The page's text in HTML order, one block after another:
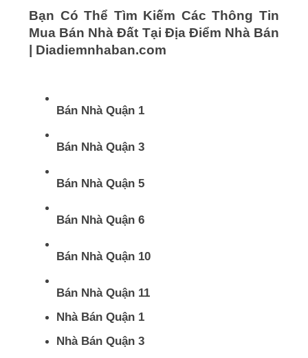
Bạn Có Thể Tìm Kiếm Các Thông Tin
Mua Bán Nhà Đất Tại Địa Điểm Nhà Bán
| Diadiemnhaban.com
Bán Nhà Quận 1
Bán Nhà Quận 3
Bán Nhà Quận 5
Bán Nhà Quận 6
Bán Nhà Quận 10
Bán Nhà Quận 11
Nhà Bán Quận 1
Nhà Bán Quận 3